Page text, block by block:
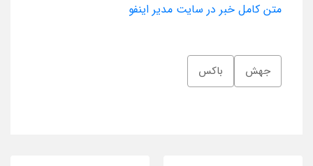
متن کامل خبر در سایت مدیر اینفو
جهش باکس